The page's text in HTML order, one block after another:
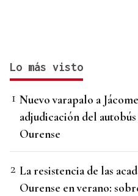
Lo más visto
Nuevo varapalo a
adjudicación del
Ourense
La resistencia de las
Ourense en verano: